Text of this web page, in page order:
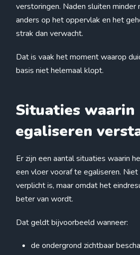
verstoringen. Naden sluiten minder
anders op het oppervlak en het
strak dan verwacht.
Dat is vaak het moment waarop
basis niet helemaal klopt.
Situaties waarin
egaliseren
Er zijn een aantal situaties waarin
een vloer vooraf te egaliseren.
verplicht is, maar omdat het
beter van wordt.
Dat geldt bijvoorbeeld wanneer:
de ondergrond zichtbaar